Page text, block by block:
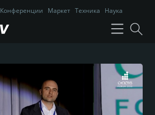
Конференции Маркет Техника Наука